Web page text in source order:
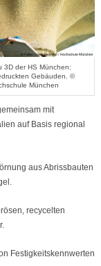
3D der HS München:
Gebäuden. ©
München
mit
auf Basis regional
aus Abrissbauten
recycelten
Festigkeitskennwerten